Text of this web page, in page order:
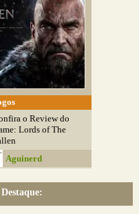
o Review do
Lords of The
Aguinerd